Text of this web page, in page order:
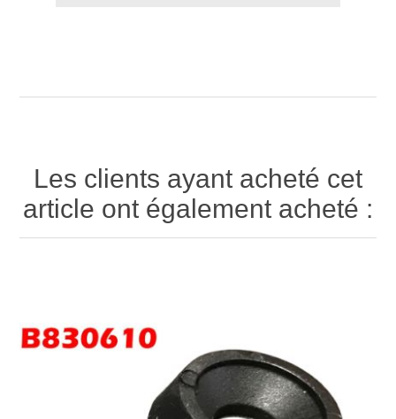
Les clients ayant acheté cet
article ont également acheté :